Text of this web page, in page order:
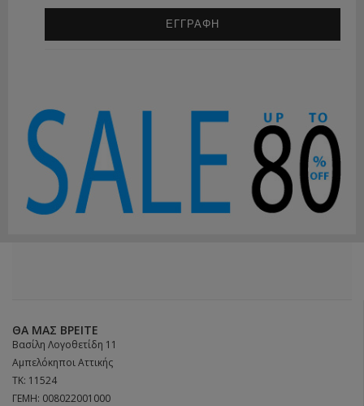
ΕΓΓΡΑΦΗ
ΘΑ ΜΑΣ ΒΡΕΊΤΕ
Βασίλη Λογοθετίδη 11
Αμπελόκηποι Αττικής
ΤΚ: 11524
ΓΕΜΗ: 008022001000